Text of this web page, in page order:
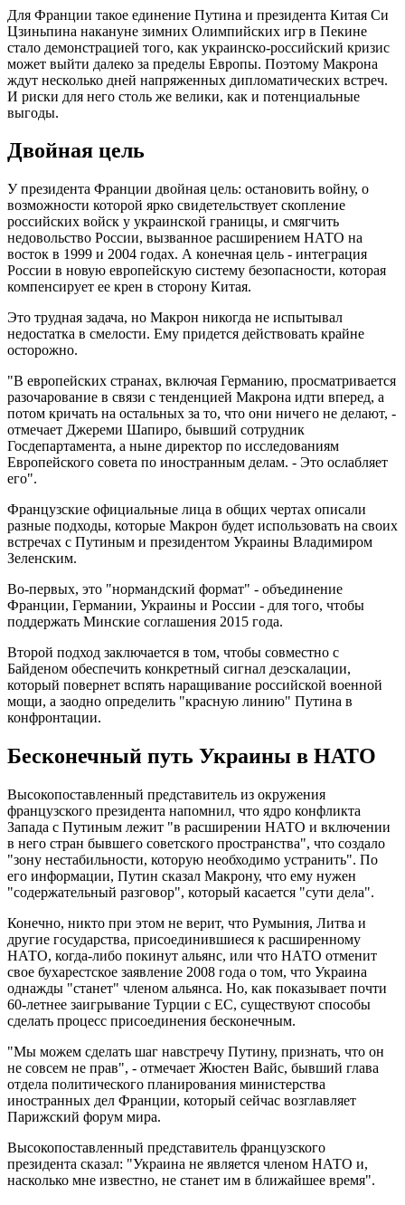
Для Франции такое единение Путина и президента Китая Си
Цзиньпина накануне зимних Олимпийских игр в Пекине
стало демонстрацией того, как украинско-российский кризис
может выйти далеко за пределы Европы. Поэтому Макрона
ждут несколько дней напряженных дипломатических встреч.
И риски для него столь же велики, как и потенциальные
выгоды.
Двойная цель
У президента Франции двойная цель: остановить войну, о
возможности которой ярко свидетельствует скопление
российских войск у украинской границы, и смягчить
недовольство России, вызванное расширением НАТО на
восток в 1999 и 2004 годах. А конечная цель - интеграция
России в новую европейскую систему безопасности, которая
компенсирует ее крен в сторону Китая.
Это трудная задача, но Макрон никогда не испытывал
недостатка в смелости. Ему придется действовать крайне
осторожно.
"В европейских странах, включая Германию, просматривается
разочарование в связи с тенденцией Макрона идти вперед, а
потом кричать на остальных за то, что они ничего не делают, -
отмечает Джереми Шапиро, бывший сотрудник
Госдепартамента, а ныне директор по исследованиям
Европейского совета по иностранным делам. - Это ослабляет
его".
Французские официальные лица в общих чертах описали
разные подходы, которые Макрон будет использовать на своих
встречах с Путиным и президентом Украины Владимиром
Зеленским.
Во-первых, это "нормандский формат" - объединение
Франции, Германии, Украины и России - для того, чтобы
поддержать Минские соглашения 2015 года.
Второй подход заключается в том, чтобы совместно с
Байденом обеспечить конкретный сигнал деэскалации,
который повернет вспять наращивание российской военной
мощи, а заодно определить "красную линию" Путина в
конфронтации.
Бесконечный путь Украины в НАТО
Высокопоставленный представитель из окружения
французского президента напомнил, что ядро конфликта
Запада с Путиным лежит "в расширении НАТО и включении
в него стран бывшего советского пространства", что создало
"зону нестабильности, которую необходимо устранить". По
его информации, Путин сказал Макрону, что ему нужен
"содержательный разговор", который касается "сути дела".
Конечно, никто при этом не верит, что Румыния, Литва и
другие государства, присоединившиеся к расширенному
НАТО, когда-либо покинут альянс, или что НАТО отменит
свое бухарестское заявление 2008 года о том, что Украина
однажды "станет" членом альянса. Но, как показывает почти
60-летнее заигрывание Турции с ЕС, существуют способы
сделать процесс присоединения бесконечным.
"Мы можем сделать шаг навстречу Путину, признать, что он
не совсем не прав", - отмечает Жюстен Вайс, бывший глава
отдела политического планирования министерства
иностранных дел Франции, который сейчас возглавляет
Парижский форум мира.
Высокопоставленный представитель французского
президента сказал: "Украина не является членом НАТО и,
насколько мне известно, не станет им в ближайшее время".